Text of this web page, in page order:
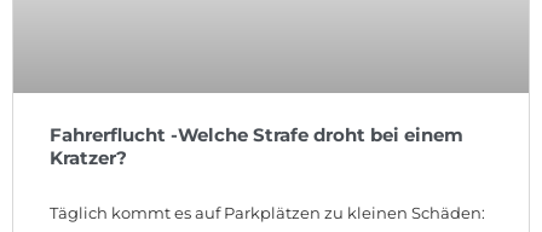
Fahrerflucht -Welche Strafe droht bei einem
Kratzer?
Täglich kommt es auf Parkplätzen zu kleinen Schäden: